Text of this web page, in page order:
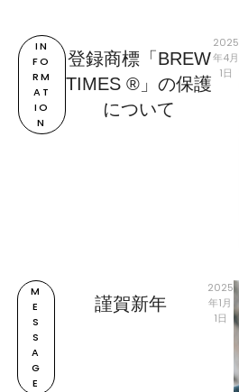
IN
FO
RM
AT
IO
N
登録商標「BREW
TIMES ®︎」の保護
について
2025
年4月
1日
M
E
S
S
A
G
E
謹賀新年
2025
年1月
1日